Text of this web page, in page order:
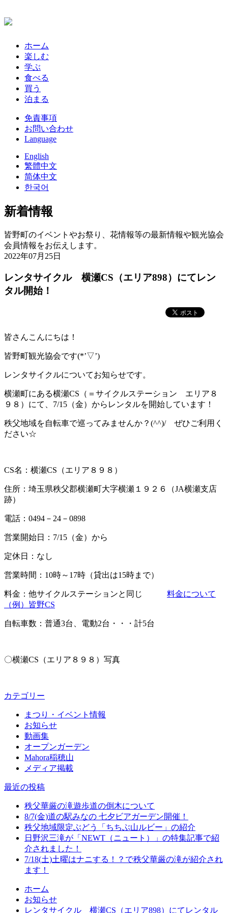
ホーム
楽しむ
学ぶ
食べる
買う
泊まる
免責事項
お問い合わせ
Language
English
繁體中文
简体中文
한국어
新着情報
皆野町のイベントやお祭り、花情報等の最新情報や観光協会
会員情報をお伝えします。
2022年07月25日
レンタサイクル 横瀬CS（エリア898）にてレン
タル開始！
皆さんこんにちは！
皆野町観光協会です(*’▽’)
レンタサイクルについてお知らせです。
横瀬町にある横瀬CS（＝サイクルステーション エリア８
９８）にて、7/15（金）からレンタルを開始しています！
秩父地域を自転車で巡ってみませんか？(^^)/ ぜひご利用く
ださい☆
CS名：横瀬CS（エリア８９８）
住所：埼玉県秩父郡横瀬町大字横瀬１９２６（JA横瀬支店
跡）
電話：0494－24－0898
営業開始日：7/15（金）から
定休日：なし
営業時間：10時～17時（貸出は15時まで）
料金：他サイクルステーションと同じ 料金について
（例）皆野CS
自転車数：普通3台、電動2台・・・計5台
〇横瀬CS（エリア８９８）写真
カテゴリー
まつり・イベント情報
お知らせ
動画集
オープンガーデン
Mahora稲穂山
メディア掲載
最近の投稿
秩父華厳の滝遊歩道の倒木について
8/7(金)道の駅みなの 七夕ビアガーデン開催！
秩父地域限定ぶどう「ちちぶ山ルビー」の紹介
日野沢三滝が「NEWT（ニュート）」の特集記事で紹
介されました！
7/18(土)土曜はナニする！？で秩父華厳の滝が紹介され
ます！
ホーム
お知らせ
レンタサイクル 横瀬CS（エリア898）にてレンタル